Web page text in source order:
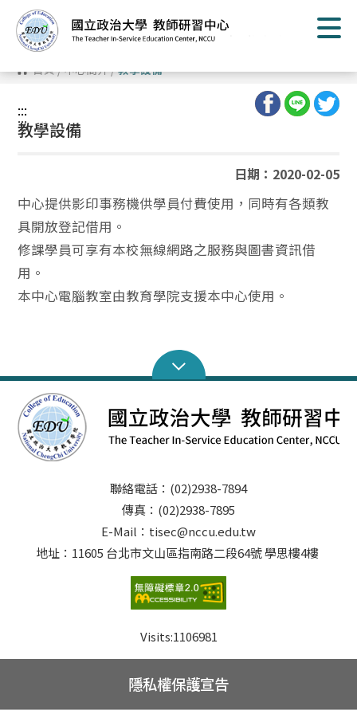
到
主
要
容 首頁/中心簡介/教學設備
:::
:::
教學設備
日期：2020-02-05
中心提供影印事務機供學員付費使用，同時有各類教
具開放登記借用。
修課學員可享有本校無線網路之服務與圖書資訊借
用。
本中心電腦教室由教育學院支援本中心使用。
聯絡電話：(02)2938-7894
傳真：(02)2938-7895
E-Mail：tisec@nccu.edu.tw
地址：11605 台北市文山區指南路二段64號 學思樓4樓
Visits:1106981
隱私權保護宣告